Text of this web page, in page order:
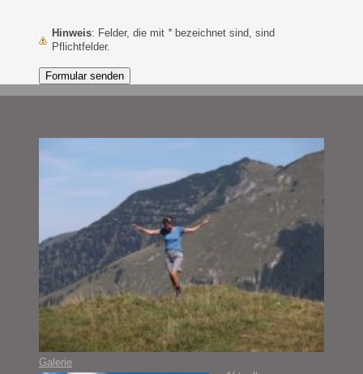
Hinweis : Felder, die mit *bezeichnet sind, sind
Pflichtfelder.
Galerie